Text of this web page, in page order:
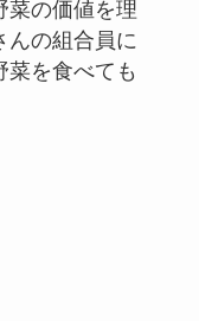
菜の価値を理
んの組合員に
菜を食べても